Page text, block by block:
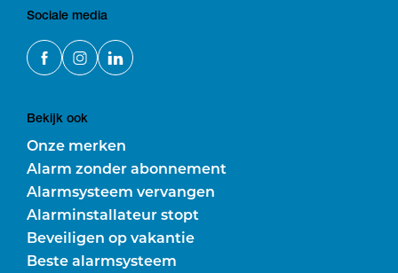
Sociale media
Bekijk ook
Onze merken
Alarm zonder abonnement
Alarmsysteem vervangen
Alarminstallateur stopt
Beveiligen op vakantie
Beste alarmsysteem